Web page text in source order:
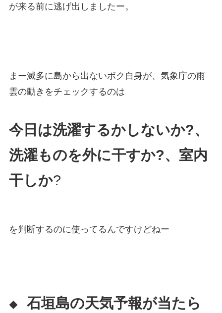
が来る前に逃げ出しましたー。
まー滅多に島から出ないボク自身が、気象庁の雨
雲の動きをチェックするのは
今日は洗濯するかしないか?、
洗濯ものを外に干すか?、室内
干しか?
を判断するのに使ってるんですけどねー
◆ 石垣島の天気予報が当たら